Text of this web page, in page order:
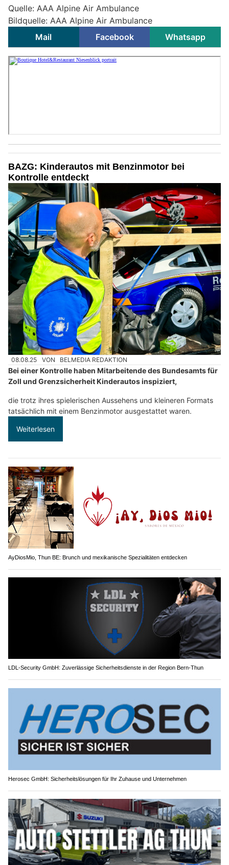
Quelle: AAA Alpine Air Ambulance
Bildquelle: AAA Alpine Air Ambulance
Mail
Facebook Whatsapp
BAZG: Kinderautos mit Benzinmotor bei
Kontrolle entdeckt
08.08.25 VON BELMEDIA REDAKTION
Bei einer Kontrolle haben Mitarbeitende des Bundesamts für
Zoll und Grenzsicherheit Kinderautos inspiziert,
die trotz ihres spielerischen Aussehens und kleineren Formats
tatsächlich mit einem Benzinmotor ausgestattet waren.
Weiterlesen
AyDiosMio, Thun BE: Brunch und mexikanische Spezialitäten entdecken
LDL-Security GmbH: Zuverlässige Sicherheitsdienste in der Region Bern-Thun
Herosec GmbH: Sicherheitslösungen für Ihr Zuhause und Unternehmen